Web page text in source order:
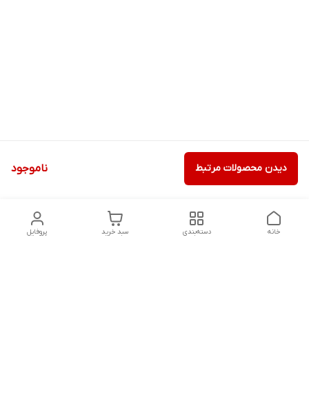
ناموجود دیدن محصولات مرتبط
پروفایل سبد خرید دسته‌بندی خانه